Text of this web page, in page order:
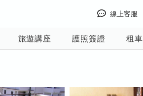
線上客服
旅遊講座 護照簽證 租車